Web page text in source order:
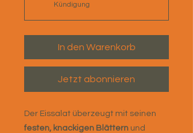
Kündigung
In den Warenkorb
Jetzt abonnieren
Der Eissalat überzeugt mit seinen
festen, knackigen Blättern und